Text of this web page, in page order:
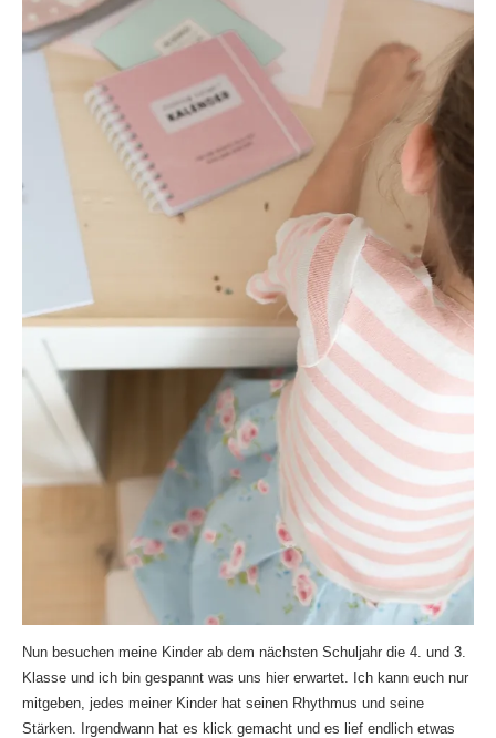
Nun besuchen meine Kinder ab dem nächsten Schuljahr die 4. und 3.
Klasse und ich bin gespannt was uns hier erwartet. Ich kann euch nur
mitgeben, jedes meiner Kinder hat seinen Rhythmus und seine
Stärken. Irgendwann hat es klick gemacht und es lief endlich etwas